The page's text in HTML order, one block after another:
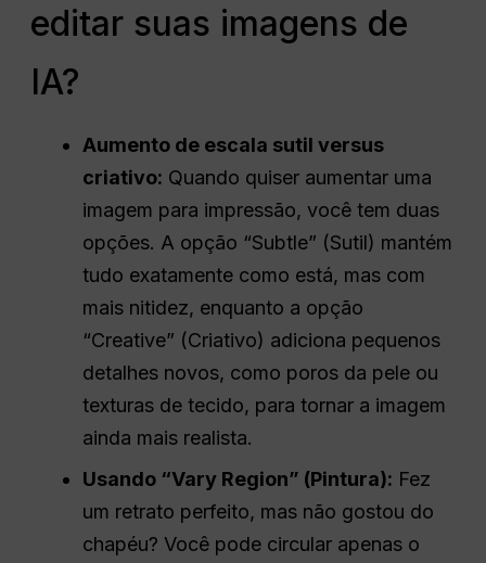
editar suas imagens de
IA?
Aumento de escala sutil versus
criativo: Quando quiser aumentar uma
imagem para impressão, você tem duas
opções. A opção “Subtle” (Sutil) mantém
tudo exatamente como está, mas com
mais nitidez, enquanto a opção
“Creative” (Criativo) adiciona pequenos
detalhes novos, como poros da pele ou
texturas de tecido, para tornar a imagem
ainda mais realista.
Usando “Vary Region” (Pintura): Fez
um retrato perfeito, mas não gostou do
chapéu? Você pode circular apenas o